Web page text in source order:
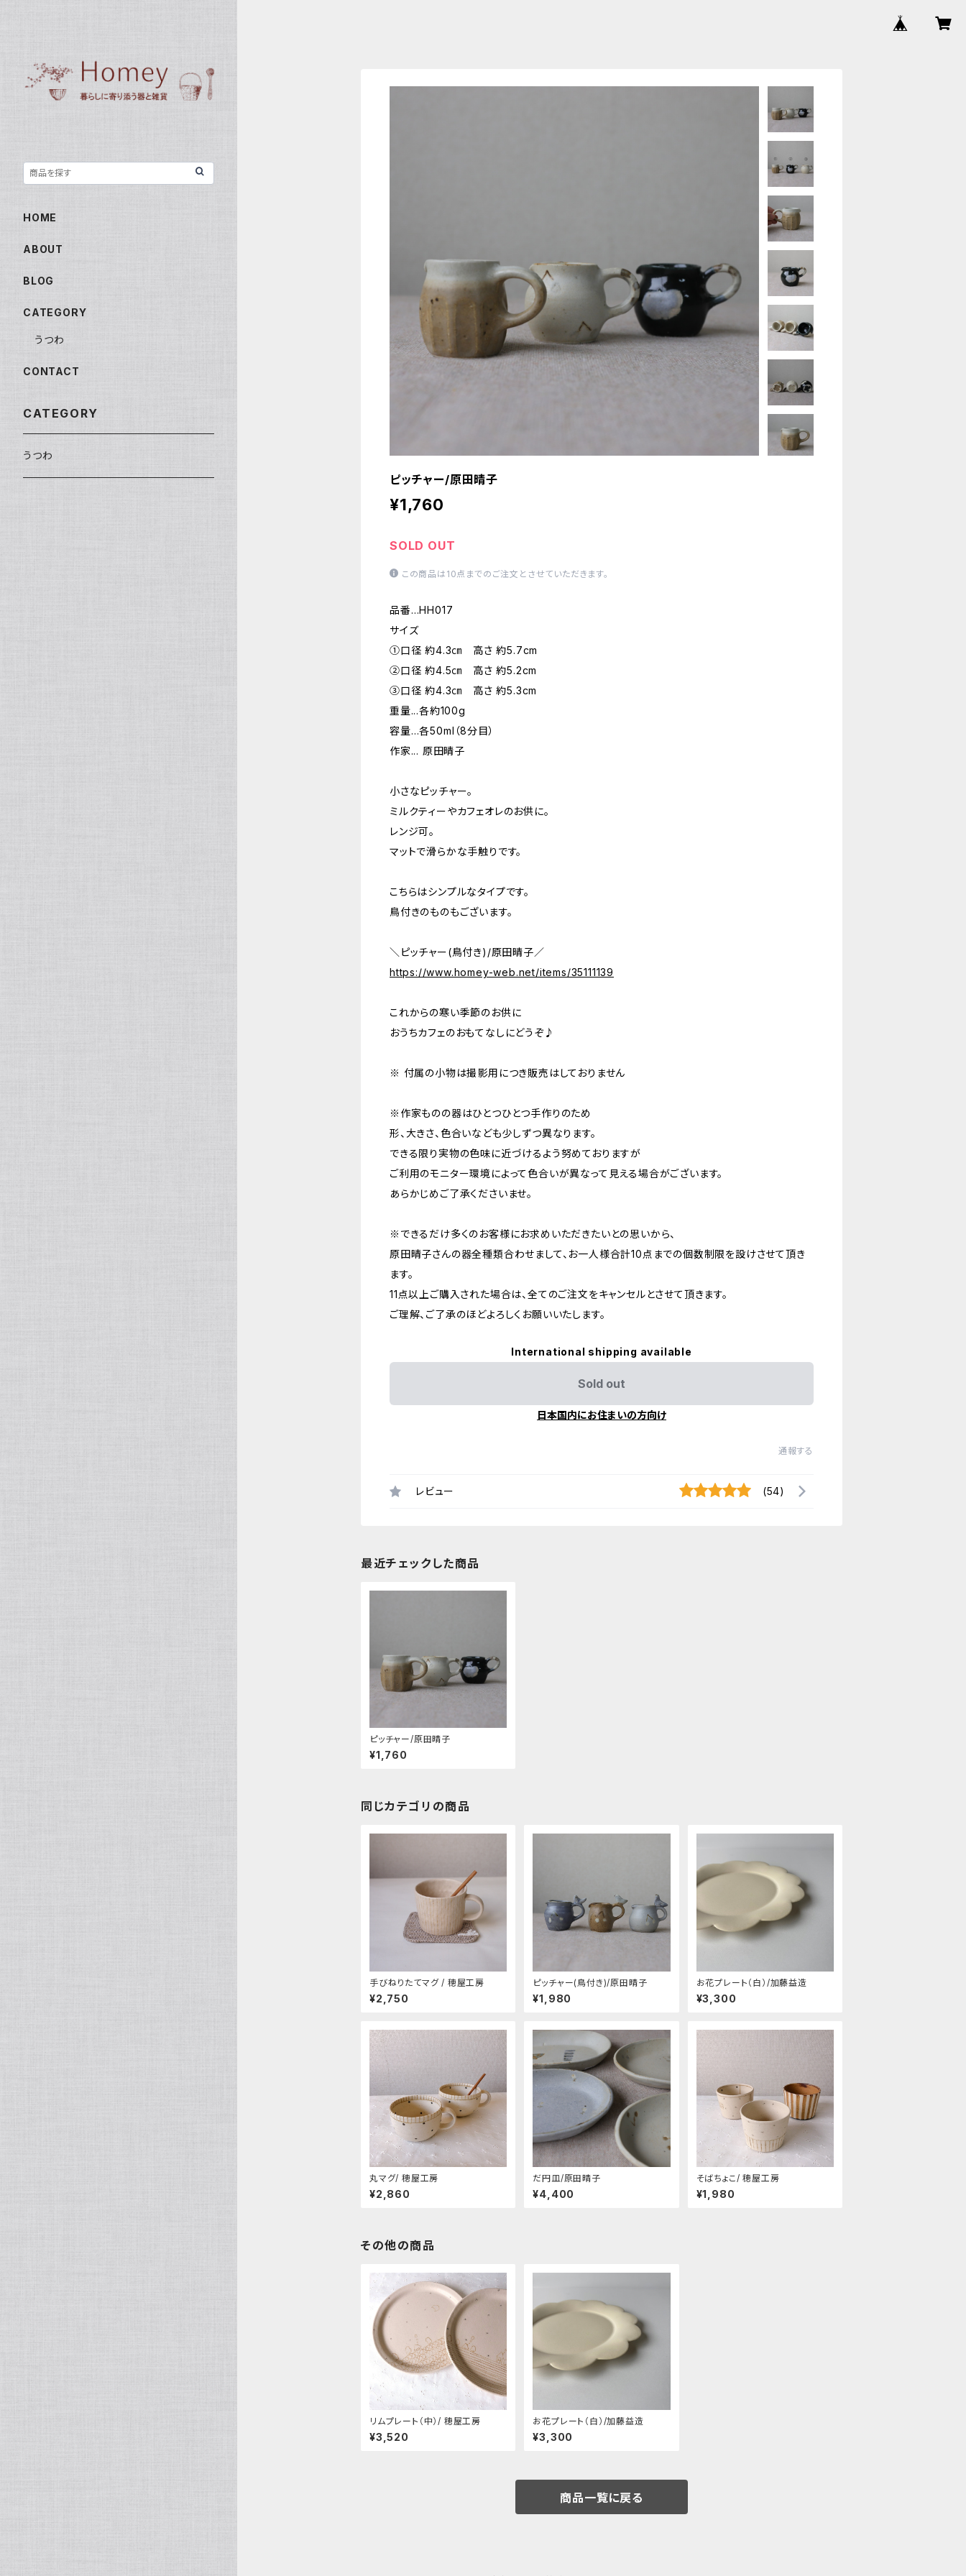
ピッチャー/原田晴子
¥1,760
SOLD OUT
この商品は10点までのご注文とさせていただきます。
品番…HH017
サイズ
①口径 約4.3㎝ 高さ 約5.7cm
②口径 約4.5㎝ 高さ 約5.2cm
③口径 約4.3㎝ 高さ 約5.3cm
重量...各約100g
容量…各50ml（8分目）
作家... 原田晴子
小さなピッチャー。
ミルクティーやカフェオレのお供に。
レンジ可。
マットで滑らかな手触りです。
こちらはシンプルなタイプです。
鳥付きのものもございます。
＼ピッチャー(鳥付き)/原田晴子／
https://www.homey-web.net/items/35111139
これからの寒い季節のお供に
おうちカフェのおもてなしにどうぞ♪
※ 付属の小物は撮影用につき販売はしておりません
※作家ものの器はひとつひとつ手作りのため
形、大きさ、色合いなども少しずつ異なります。
できる限り実物の色味に近づけるよう努めておりますが
ご利用のモニター環境によって色合いが異なって見える場合がございます。
あらかじめご了承くださいませ。
※できるだけ多くのお客様にお求めいただきたいとの思いから、
原田晴子さんの器全種類合わせまして、お一人様合計10点までの個数制限を設けさせて頂き
ます。
11点以上ご購入された場合は、全てのご注文をキャンセルとさせて頂きます。
ご理解、ご了承のほどよろしくお願いいたします。
International shipping available
Sold out
日本国内にお住まいの方向け
通報する
レビュー (54)
最近チェックした商品
ピッチャー/原田晴子
¥1,760
同じカテゴリの商品
手びねりたてマグ / 穂屋工房
¥2,750
ピッチャー(鳥付き)/原田晴子
¥1,980
お花プレート（白）/加藤益造
¥3,300
丸マグ/ 穂屋工房
¥2,860
だ円皿/原田晴子
¥4,400
そばちょこ/ 穂屋工房
¥1,980
その他の商品
リムプレート（中）/ 穂屋工房
¥3,520
お花プレート（白）/加藤益造
¥3,300
商品一覧に戻る
HOME
ABOUT
BLOG
CATEGORY
うつわ
CONTACT
CATEGORY
うつわ